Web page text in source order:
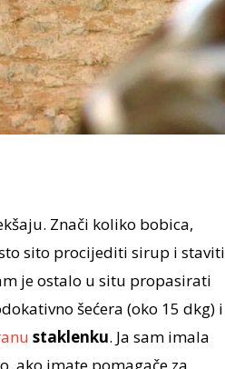
Znači koliko bobica,
sito procijediti sirup i staviti
je ostalo u situ propasirati
šećera (oko 15 dkg) i
staklenku. Ja sam imala